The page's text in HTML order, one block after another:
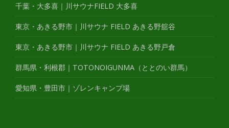
千葉・大多喜｜川サウナFIELD 大多喜
東京・あきる野市｜川サウナ FIELD あきる野舘谷
東京・あきる野市｜川サウナ FIELD あきる野戸倉
群馬県・利根郡｜TOTONOIGUNMA（ととのい群馬）
愛知県・豊田市｜ゾレンキャンプ場